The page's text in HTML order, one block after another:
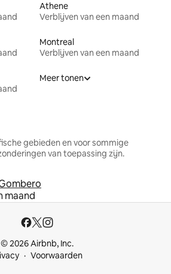
Athene
Verblijven van een maand
Montreal
Verblijven van een maand
Meer tonen
gebieden en voor sommige
van toepassing zijn.
maand
© 2026 Airbnb, Inc.
Voorwaarden